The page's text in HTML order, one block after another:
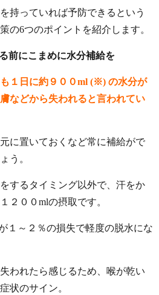
持っていれば予防できるという
の6つのポイントを紹介します。
前にこまめに水分補給を
１日に約９００ml (※)の水分が
などから失われると言われてい
に置いておくなど常に補給がで
う。
するタイミング以外で、 汗をか
２００mlの摂取です。
１～２％の損失で軽度の脱水にな
われたら感じるため、喉が乾い
状のサイン。